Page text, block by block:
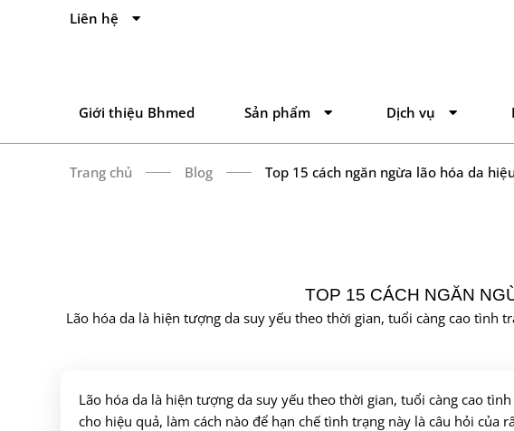
Liên hệ
Giới thiệu Bhmed Sản phẩm Dịch vụ
Trang chủ Blog Top 15 cách ngăn ngừa lão hóa da
TOP 15 CÁCH NGĂN
Lão hóa da là hiện tượng da suy yếu theo thời gian, tuổi càng cao tình
Lão hóa da là hiện tượng da suy yếu theo thời gian, tuổi càng cao
cho hiệu quả, làm cách nào để hạn chế tình trạng này là câu hỏi